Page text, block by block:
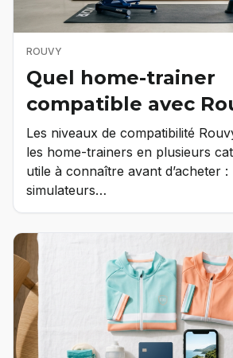
ROUVY
Quel home-trainer
compatible avec
Les niveaux de compatibilité
les home-trainers en plusieurs
utile à connaître avant d’acheter :
simulateurs…